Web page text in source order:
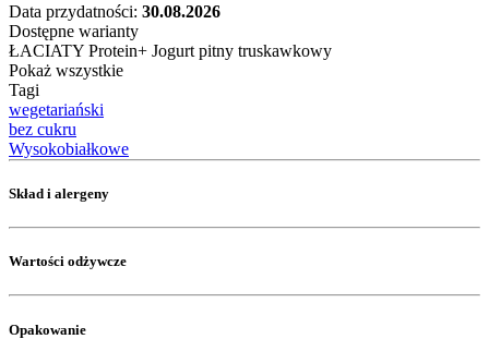
Data przydatności: 30.08.2026
Dostępne warianty
ŁACIATY Protein+ Jogurt pitny truskawkowy
Pokaż wszystkie
Tagi
wegetariański
bez cukru
Wysokobiałkowe
Skład i alergeny
Wartości odżywcze
Opakowanie